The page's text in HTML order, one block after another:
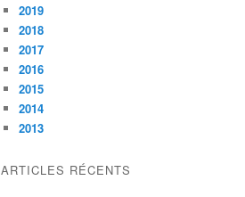
2019
2018
2017
2016
2015
2014
2013
ARTICLES RÉCENTS